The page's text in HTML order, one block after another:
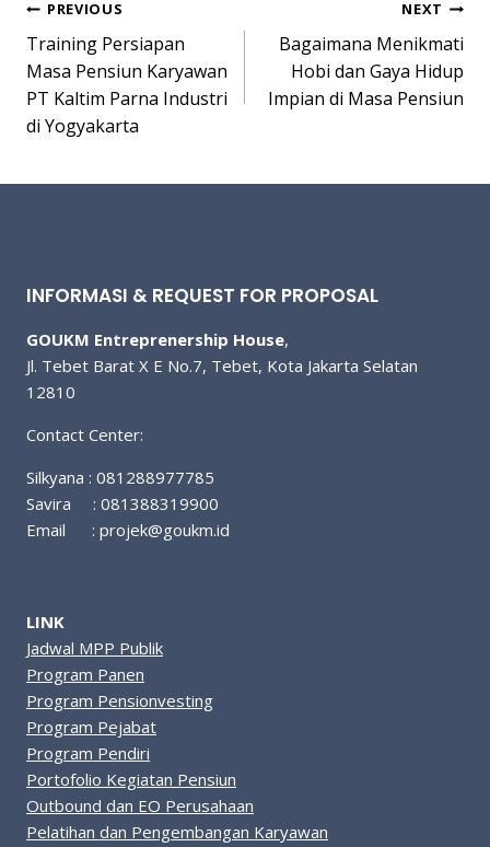
Post
navigation
PREVIOUS
Training Persiapan
Masa Pensiun Karyawan
PT Kaltim Parna Industri
di Yogyakarta
NEXT
Bagaimana Menikmati
Hobi dan Gaya Hidup
Impian di Masa Pensiun
INFORMASI & REQUEST FOR PROPOSAL
GOUKM Entreprenership House,
Jl. Tebet Barat X E No.7, Tebet, Kota Jakarta Selatan
12810
Contact Center:
Silkyana : 081288977785
Savira : 081388319900
Email : projek@goukm.id
LINK
Jadwal MPP Publik
Program Panen
Program Pensionvesting
Program Pejabat
Program Pendiri
Portofolio Kegiatan Pensiun
Outbound dan EO Perusahaan
Pelatihan dan Pengembangan Karyawan